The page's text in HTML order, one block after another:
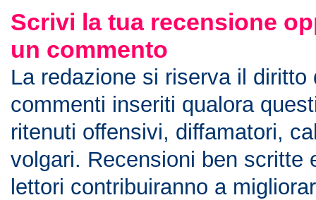
Scrivi la tua recensione
un commento
La redazione si riserva il diritto
commenti inseriti qualora
ritenuti offensivi, diffamatori,
volgari. Recensioni ben scritte
lettori contribuiranno a